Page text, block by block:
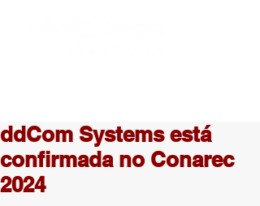
ddCom Systems está
confirmada no Conarec
2024